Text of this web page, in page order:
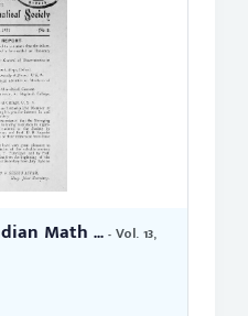
Math ...- Vol. 13,